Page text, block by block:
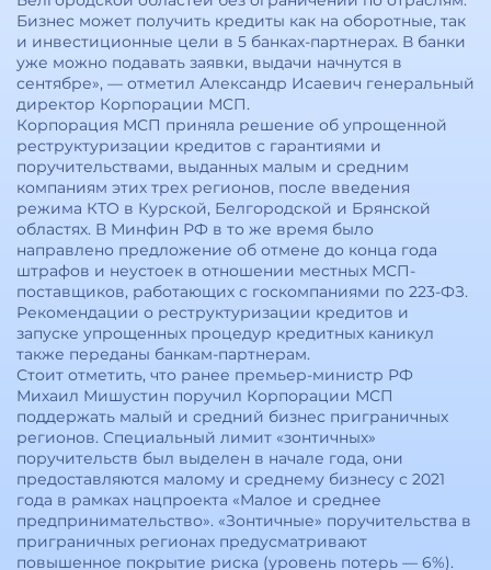
Бизнес может получить кредиты как на оборотные, так
и инвестиционные цели в 5 банках-партнерах. В банки
уже можно подавать заявки, выдачи начнутся в
сентябре», — отметил Александр Исаевич генеральный
директор Корпорации МСП.
Корпорация МСП приняла решение об упрощенной
реструктуризации кредитов с гарантиями и
поручительствами, выданных малым и средним
компаниям этих трех регионов, после введения
режима КТО в Курской, Белгородской и Брянской
областях. В Минфин РФ в то же время было
направлено предложение об отмене до конца года
штрафов и неустоек в отношении местных МСП-
поставщиков, работающих с госкомпаниями по 223-ФЗ.
Рекомендации о реструктуризации кредитов и
запуске упрощенных процедур кредитных каникул
также переданы банкам-партнерам.
Стоит отметить, что ранее премьер-министр РФ
Михаил Мишустин поручил Корпорации МСП
поддержать малый и средний бизнес приграничных
регионов. Специальный лимит «зонтичных»
поручительств был выделен в начале года, они
предоставляются малому и среднему бизнесу с 2021
года в рамках нацпроекта «Малое и среднее
предпринимательство». «Зонтичные» поручительства в
приграничных регионах предусматривают
повышенное покрытие риска (уровень потерь — 6%).